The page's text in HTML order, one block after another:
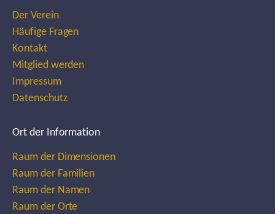
Der Verein
Häufige Fragen
Kontakt
Mitglied werden
Impressum
Datenschutz
Ort der Information
Raum der Dimensionen
Raum der Familien
Raum der Namen
Raum der Orte